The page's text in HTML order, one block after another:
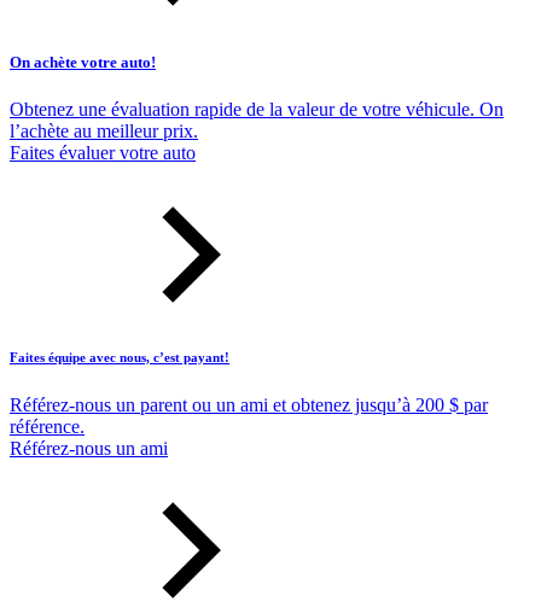
On achète votre auto!
Obtenez une évaluation rapide de la valeur de votre véhicule. On
l’achète au meilleur prix.
Faites évaluer votre auto
Faites équipe avec nous, c’est payant!
Référez-nous un parent ou un ami et obtenez jusqu’à 200 $ par
référence.
Référez-nous un ami